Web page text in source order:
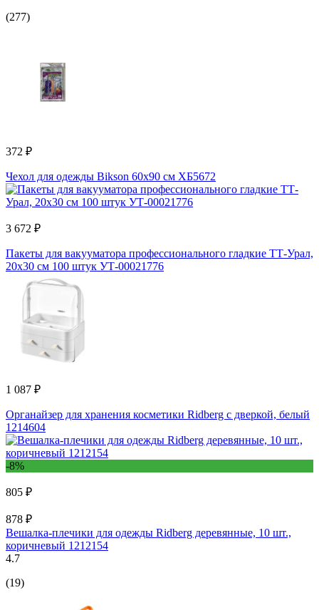
(277)
372 ₽
Чехол для одежды Bikson 60x90 см ХБ5672
3 672 ₽
Пакеты для вакууматора профессионального гладкие ТТ-Урал,
20х30 см 100 штук УТ-00021776
1 087 ₽
Органайзер для хранения косметики Ridberg с дверкой, белый
1214604
-8%
805 ₽
878 ₽
Вешалка-плечики для одежды Ridberg деревянные, 10 шт.,
коричневый 1212154
4.7
(19)